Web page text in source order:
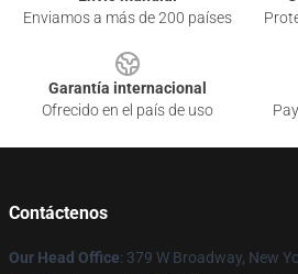
Enviamos a más de 200 países
Garantía internacional
Ofrecido en el país de uso
Contáctenos
Our Head Office: 379 W Broadway, New